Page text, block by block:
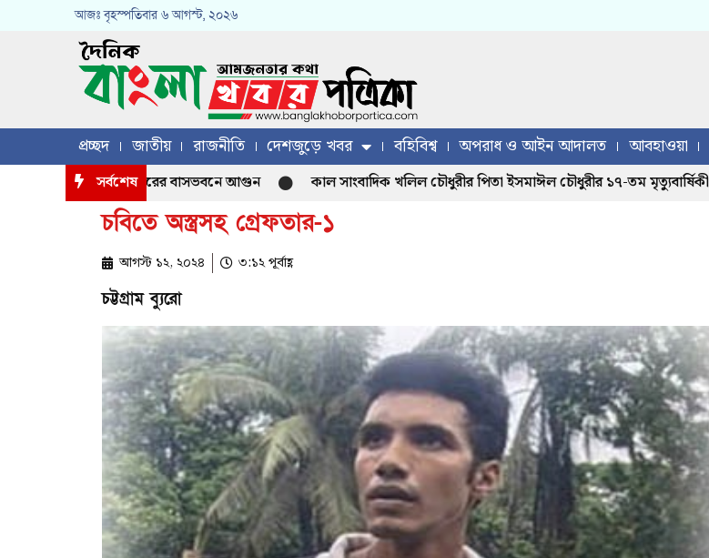
আজঃবৃহস্পতিবার ৬ আগস্ট, ২০২৬
প্রচ্ছদ জাতীয় রাজনীতি দেশজুড়ে খবর বহিবিশ্ব অপরাধ ও আইন আদালত আবহাওয়া
সর্বশেষ
হাইকমিশনারের বাসভবনে আগুন কাল সাংবাদিক খলিল চৌধুরীর পিতা ইসমাঈল চৌধুরীর ১৭-তম মৃত্যুবার্ষিকী
চবিতে অস্ত্রসহ গ্রেফতার-১
আগস্ট ১২, ২০২৪ ৩:১২ পূর্বাহ্ণ
চট্টগ্রাম ব্যুরো